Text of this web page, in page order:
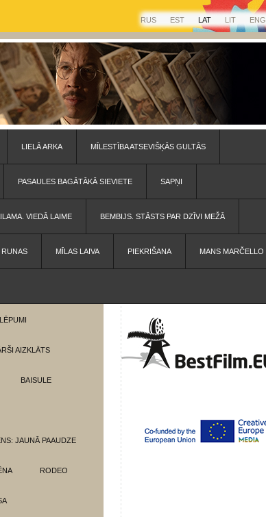
RUS EST LAT LIT ENG
LIELĀ ARKA MĪLESTĪBA ATSEVIŠĶĀS GULTĀS
PASAULES BAGĀTĀKĀ SIEVIETE SAPŅI
VIEDĀ LAIME BEMBIJS. STĀSTS PAR DZĪVI MEŽĀ
RUNAS MĪLAS LAIVA PIEKRIŠANA MANS MARČELLO
AIZKLĀTS
BAISULE
JAUNĀ PAAUDZE
RODEO